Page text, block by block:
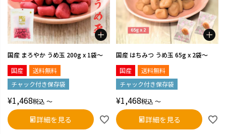
国産 まろやか うめ玉 200g x 1袋～
国産
送料無料
チャック付き保存袋
¥1,468税込 〜
詳細を見る
国産 はちみつ うめ玉 65g x 2袋～
国産
送料無料
チャック付き保存袋
¥1,468税込 〜
詳細を見る